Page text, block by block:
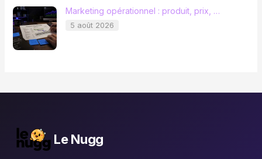
Marketing opérationnel : produit, prix, …
5 août 2026
Le Nugg